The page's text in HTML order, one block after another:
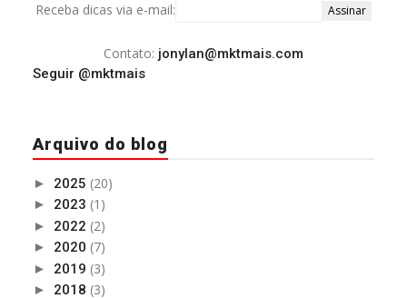
Receba dicas via e-mail:
Contato: jonylan@mktmais.com
Seguir @mktmais
Arquivo do blog
► 2025 (20)
► 2023 (1)
► 2022 (2)
► 2020 (7)
► 2019 (3)
► 2018 (3)